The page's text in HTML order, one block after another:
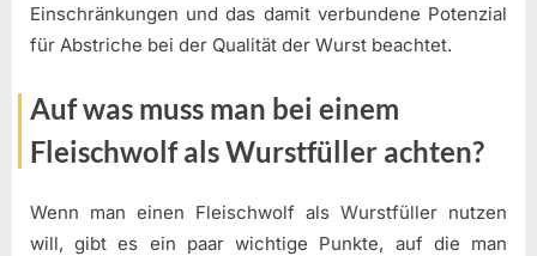
Einschränkungen und das damit verbundene Potenzial
für Abstriche bei der Qualität der Wurst beachtet.
Auf was muss man bei einem
Fleischwolf als Wurstfüller achten?
Wenn man einen Fleischwolf als Wurstfüller nutzen
will, gibt es ein paar wichtige Punkte, auf die man